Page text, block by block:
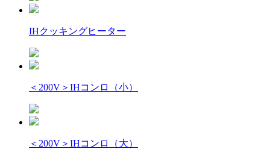
IHクッキングヒーター
＜200V＞IHコンロ（小）
＜200V＞IHコンロ（大）